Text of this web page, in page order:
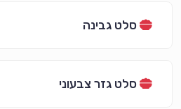
סלט גבינה
סלט גזר צבעוני